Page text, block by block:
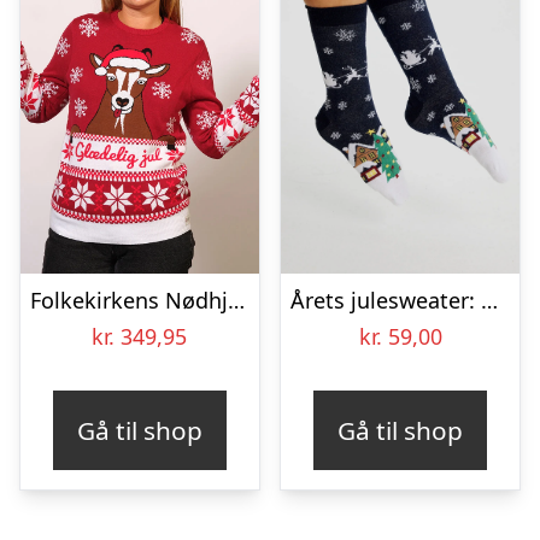
Folkekirkens Nødhjælp Julesweater – dame / kvinder.
kr. 349,95
Gå til shop
Årets julesweater: Santa Claus Is Coming To Town Socks Navy. Ugly Christmas Sweater lavet i Danmark
kr. 59,00
Gå til shop